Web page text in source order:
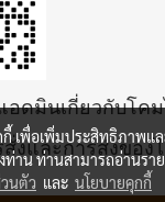
ดมินเกี่ยวกับโค
งและการส่งของ
กี้ เพื่อเพิ่มประสิทธิภาพ
ท่าน ท่านสามารถอ่านรา
นตัว และ นโยบายคุกกี้